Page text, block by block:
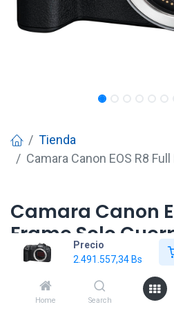
Precio
2.491.557,34Bs
Home Search
Tienda
Camara Canon EOS R8
Camara Canon
Frame Solo
2.491.557,34Bs